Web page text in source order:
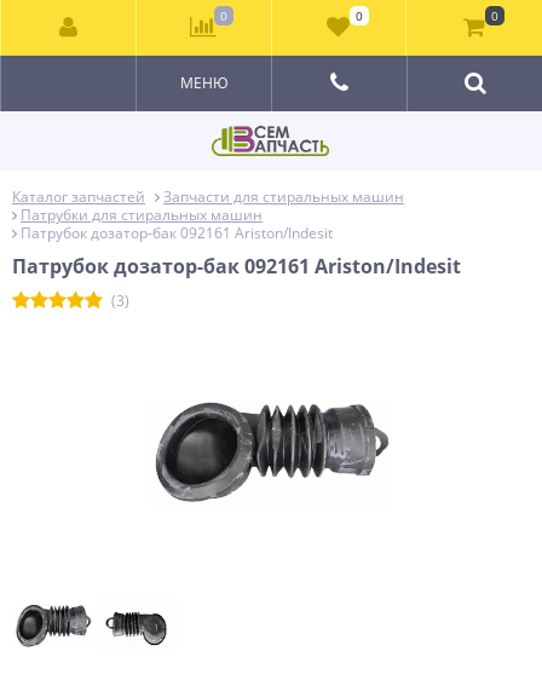
МЕНЮ
Каталог запчастей
Запчасти для стиральных машин
Патрубки для стиральных машин
Патрубок дозатор-бак 092161 Ariston/Indesit
Патрубок дозатор-бак 092161 Ariston/Indesit
(3)
0 0 0